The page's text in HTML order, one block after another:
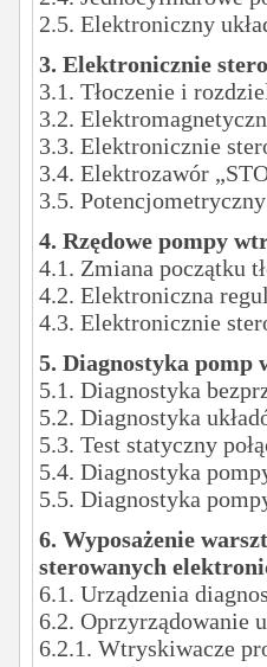
2.5. Elektroniczny
3. Elektronicznie
3.1. Tłoczenie i
3.2.
3.3. Elektronicznie
3.4. Elektrozawór
3.5.
4. Rzędowe pompy
4.1. Zmiana początku
4.2. Elektroniczna
4.3. Elektronicznie
5. Diagnostyka pomp
5.1. Diagnostyka
5.2. Diagnostyka
5.3. Test statyczny
5.4. Diagnostyka
5.5. Diagnostyka
6. Wyposażenie
sterowanych
6.1. Urządzenia
6.2. Oprzyrządowanie
6.2.1. Wtryskiwacze